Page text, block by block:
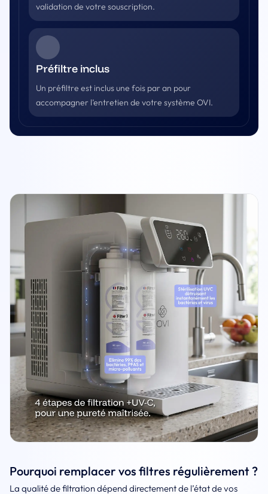
validation de votre souscription.
Préfiltre inclus
Un préfiltre est inclus une fois par an pour
accompagner l’entretien de votre système OVI.
Pourquoi remplacer vos filtres régulièrement ?
La qualité de filtration dépend directement de l’état de vos